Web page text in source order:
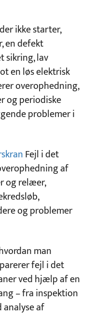
lukket
når
→ Indgående
motoren
kører kun i én
→
fast under drift
(for kran med
ikke starter,
en defekt
sikring, lav
en løs elektrisk
overophedning,
og periodiske
problemer i
Fejl i det
af
og relæer,
og problemer
man
fejl i det
ved hjælp af en
– fra inspektion
af